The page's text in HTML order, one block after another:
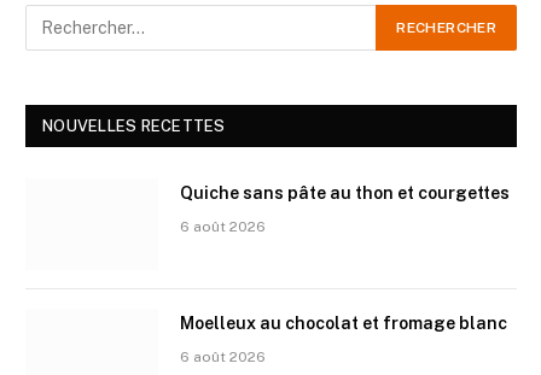
NOUVELLES RECETTES
Quiche sans pâte au thon et courgettes
6 août 2026
Moelleux au chocolat et fromage blanc
6 août 2026